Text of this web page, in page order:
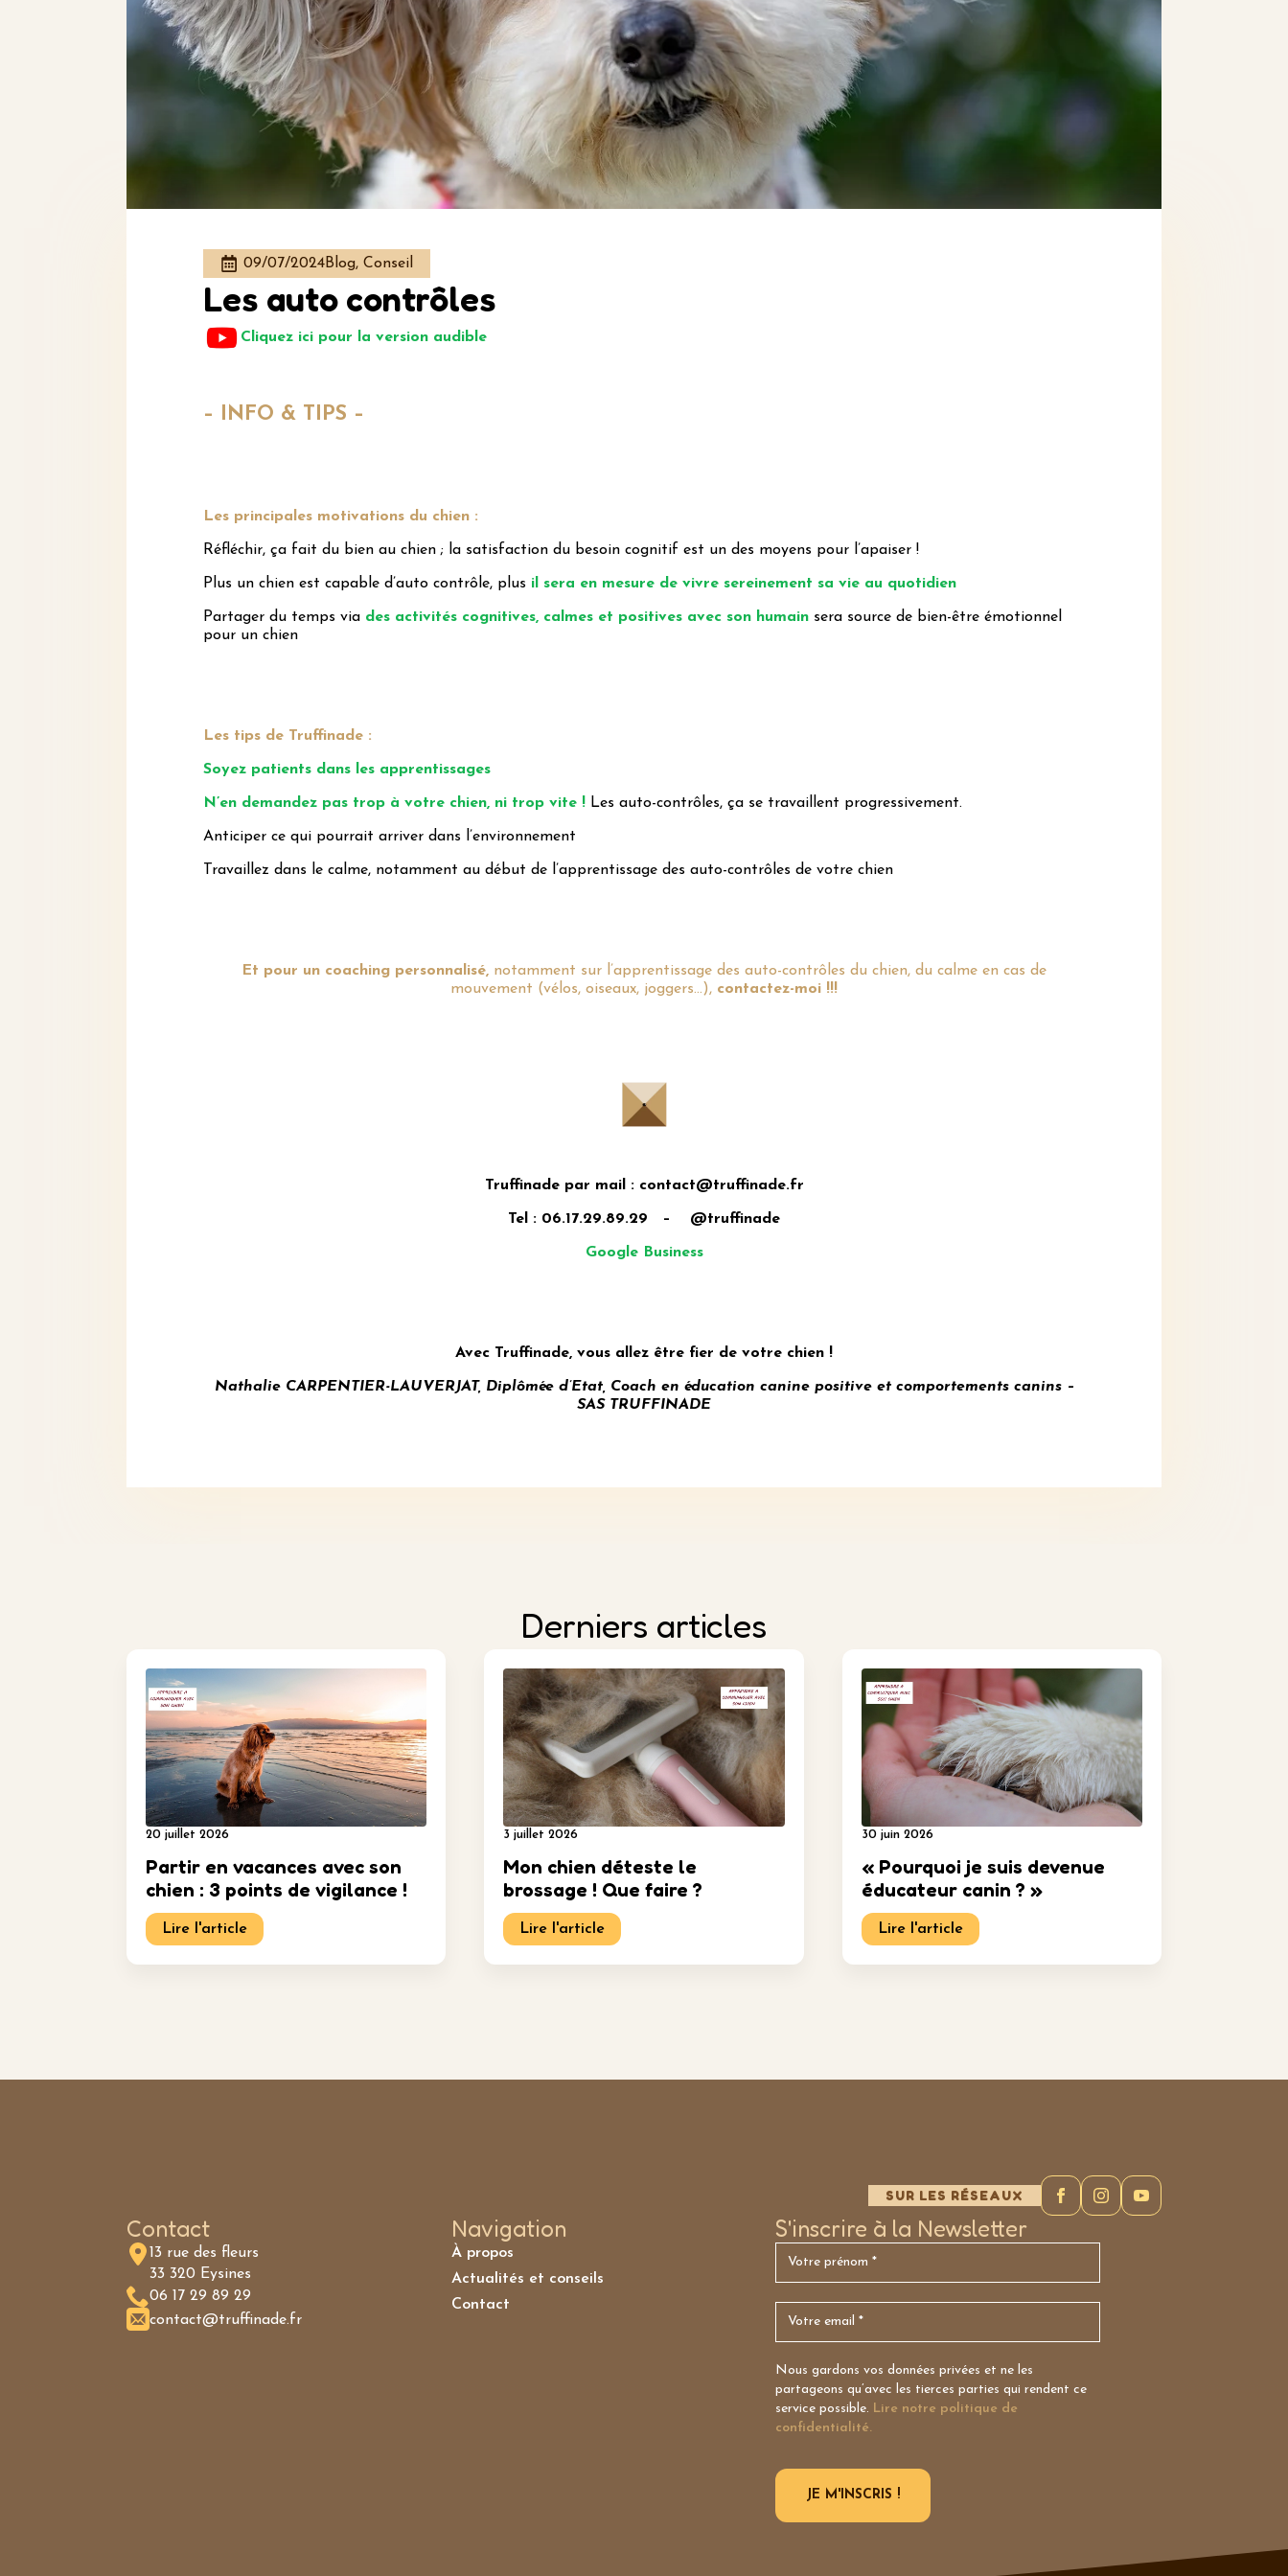
09/07/2024Blog, Conseil
Les auto contrôles
Cliquez ici pour la version audible
– INFO & TIPS –
Les principales motivations du chien :
Réfléchir, ça fait du bien au chien ; la satisfaction du besoin cognitif est un des moyens pour l’apaiser !
Plus un chien est capable d’auto contrôle, plus il sera en mesure de vivre sereinement sa vie au quotidien
Partager du temps via des activités cognitives, calmes et positives avec son humain sera source de bien-être émotionnel
pour un chien
Les tips de Truffinade :
Soyez patients dans les apprentissages
N’en demandez pas trop à votre chien, ni trop vite ! Les auto-contrôles, ça se travaillent progressivement.
Anticiper ce qui pourrait arriver dans l’environnement
Travaillez dans le calme, notamment au début de l’apprentissage des auto-contrôles de votre chien
Et pour un coaching personnalisé, notamment sur l’apprentissage des auto-contrôles du chien, du calme en cas de
mouvement (vélos, oiseaux, joggers…), contactez-moi !!!
Truffinade par mail : contact@truffinade.fr
Tel : 06.17.29.89.29 – @truffinade
Google Business
Avec Truffinade, vous allez être fier de votre chien !
Nathalie CARPENTIER-LAUVERJAT, Diplômée d’Etat, Coach en éducation canine positive et comportements canins –
SAS TRUFFINADE
Derniers articles
Partir en vacances avec son
chien : 3 points de vigilance !
20 juillet 2026
Lire l'article
Mon chien déteste le
brossage ! Que faire ?
3 juillet 2026
Lire l'article
« Pourquoi je suis devenue
éducateur canin ? »
30 juin 2026
Lire l'article
SUR LES RÉSEAUX
Contact
13 rue des fleurs
33 320 Eysines
06 17 29 89 29
contact@truffinade.fr
Navigation
À propos
Actualités et conseils
Contact
S'inscrire à la Newsletter
Nous gardons vos données privées et ne les
partageons qu’avec les tierces parties qui rendent ce
service possible. Lire notre politique de
confidentialité.